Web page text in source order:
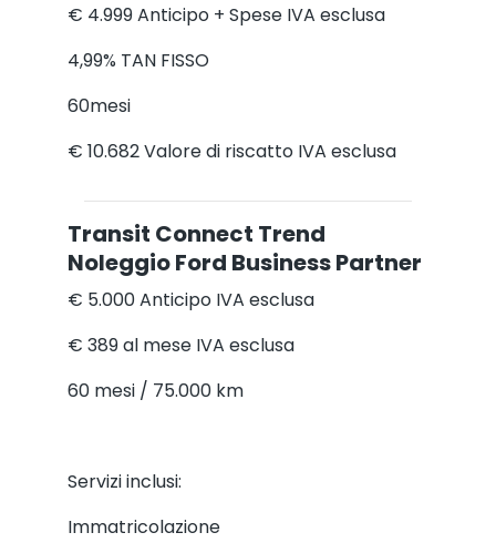
€ 4.999Anticipo + Spese IVA esclusa
4,99% TAN FISSO
60mesi
€ 10.682Valore di riscatto IVA esclusa
Transit Connect Trend
Noleggio Ford Business Partner
€ 5.000Anticipo IVA esclusa
€ 389al mese IVA esclusa
60 mesi / 75.000 km
Servizi inclusi:
Immatricolazione